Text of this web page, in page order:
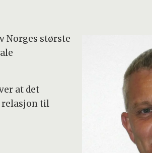
Norges største
at det
relasjon til